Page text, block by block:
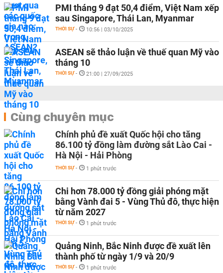
PMI tháng 9 đạt 50,4 điểm, Việt Nam xếp
sau Singapore, Thái Lan, Myanmar
THỜI SỰ - 10:56 | 03/10/2025
ASEAN sẽ thảo luận về thuế quan Mỹ vào
tháng 10
THỜI SỰ - 21:00 | 27/09/2025
Cùng chuyên mục
Chính phủ đề xuất Quốc hội cho tăng
86.100 tỷ đồng làm đường sắt Lào Cai -
Hà Nội - Hải Phòng
THỜI SỰ - 1 phút trước
Chi hơn 78.000 tỷ đồng giải phóng mặt
bằng Vành đai 5 - Vùng Thủ đô, thực hiện
từ năm 2027
THỜI SỰ - 1 phút trước
Quảng Ninh, Bắc Ninh được đề xuất lên
thành phố từ ngày 1/9 và 20/9
THỜI SỰ - 1 phút trước